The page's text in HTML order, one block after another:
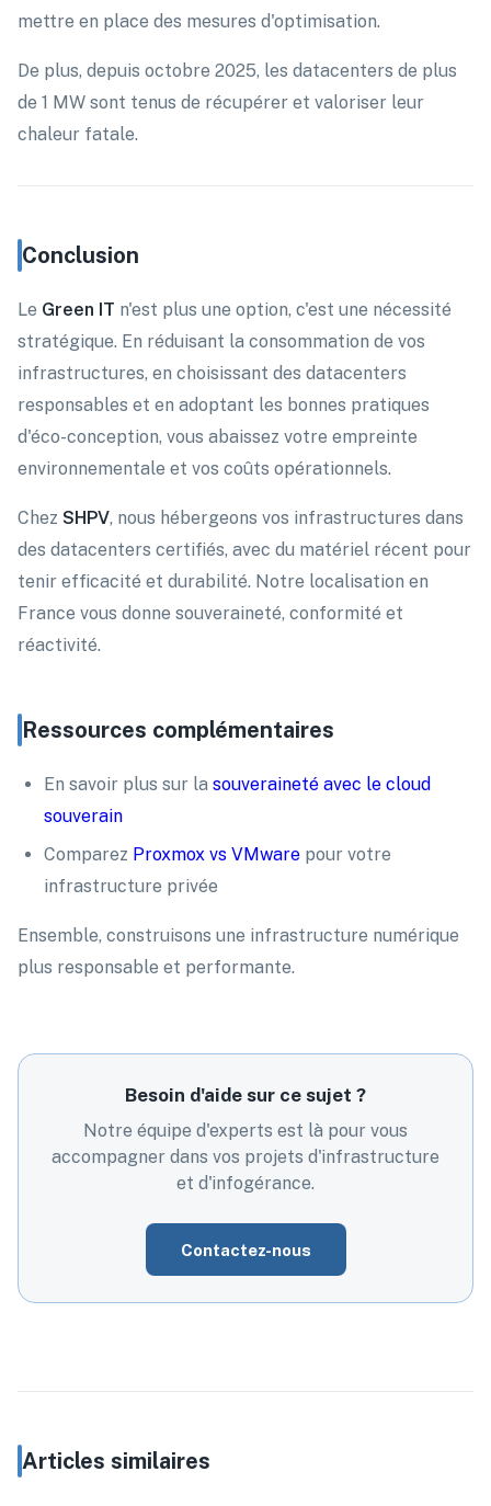
mettre en place des mesures d'optimisation.
De plus, depuis octobre 2025, les datacenters de plus
de 1 MW sont tenus de récupérer et valoriser leur
chaleur fatale.
Conclusion
Le Green IT n'est plus une option, c'est une nécessité
stratégique. En réduisant la consommation de vos
infrastructures, en choisissant des datacenters
responsables et en adoptant les bonnes pratiques
d'éco-conception, vous abaissez votre empreinte
environnementale et vos coûts opérationnels.
Chez SHPV, nous hébergeons vos infrastructures dans
des datacenters certifiés, avec du matériel récent pour
tenir efficacité et durabilité. Notre localisation en
France vous donne souveraineté, conformité et
réactivité.
Ressources complémentaires
En savoir plus sur la souveraineté avec le cloud
souverain
Comparez Proxmox vs VMware pour votre
infrastructure privée
Ensemble, construisons une infrastructure numérique
plus responsable et performante.
Besoin d'aide sur ce sujet ?
Notre équipe d'experts est là pour vous
accompagner dans vos projets d'infrastructure
et d'infogérance.
Contactez-nous
Articles similaires